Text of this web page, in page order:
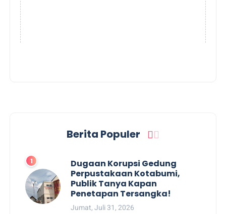
Berita Populer
Dugaan Korupsi Gedung
Perpustakaan Kotabumi,
Publik Tanya Kapan
Penetapan Tersangka!
Jumat, Juli 31, 2026